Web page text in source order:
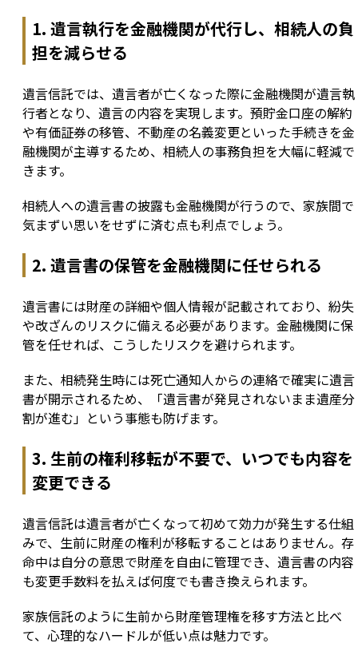
1. 遺言執行を金融機関が代行し、相続人の負
担を減らせる
遺言信託では、遺言者が亡くなった際に金融機関が遺言執
行者となり、遺言の内容を実現します。預貯金口座の解約
や有価証券の移管、不動産の名義変更といった手続きを金
融機関が主導するため、相続人の事務負担を大幅に軽減で
きます。
相続人への遺言書の披露も金融機関が行うので、家族間で
気まずい思いをせずに済む点も利点でしょう。
2. 遺言書の保管を金融機関に任せられる
遺言書には財産の詳細や個人情報が記載されており、紛失
や改ざんのリスクに備える必要があります。金融機関に保
管を任せれば、こうしたリスクを避けられます。
また、相続発生時には死亡通知人からの連絡で確実に遺言
書が開示されるため、「遺言書が発見されないまま遺産分
割が進む」という事態も防げます。
3. 生前の権利移転が不要で、いつでも内容を
変更できる
遺言信託は遺言者が亡くなって初めて効力が発生する仕組
みで、生前に財産の権利が移転することはありません。存
命中は自分の意思で財産を自由に管理でき、遺言書の内容
も変更手数料を払えば何度でも書き換えられます。
家族信託のように生前から財産管理権を移す方法と比べ
て、心理的なハードルが低い点は魅力です。